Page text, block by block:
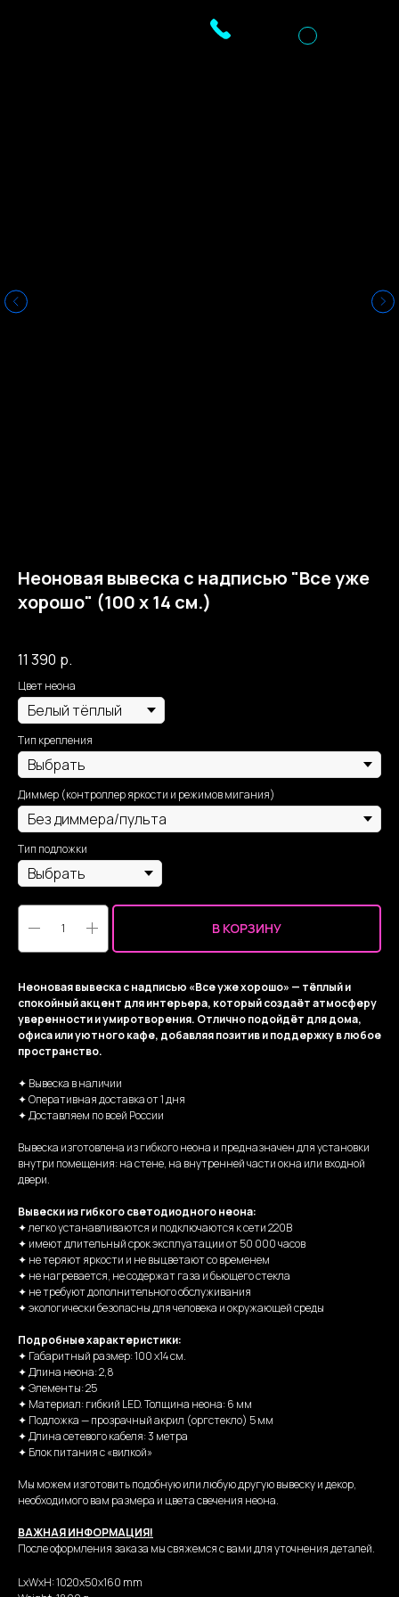
Неоновая вывеска с надписью "Все уже
хорошо" (100 х 14 см.)
11 390 р.
Цвет неона
Тип крепления
Диммер (контроллер яркости и режимов мигания)
Тип подложки
В КОРЗИНУ
Неоновая вывеска с надписью «Все уже хорошо» — тёплый и
спокойный акцент для интерьера, который создаёт атмосферу
уверенности и умиротворения. Отлично подойдёт для дома,
офиса или уютного кафе, добавляя позитив и поддержку в любое
пространство.
✦ Вывеска в наличии
✦ Оперативная доставка от 1 дня
✦ Доставляем по всей России
Вывеска изготовлена из гибкого неона и предназначен для установки
внутри помещения: на стене, на внутренней части окна или входной
двери.
Вывески из гибкого светодиодного неона:
✦ легко устанавливаются и подключаются к сети 220В
✦ имеют длительный срок эксплуатации от 50 000 часов
✦ не теряют яркости и не выцветают со временем
✦ не нагревается, не содержат газа и бьющего стекла
✦ не требуют дополнительного обслуживания
✦ экологически безопасны для человека и окружающей среды
Подробные характеристики:
✦ Габаритный размер: 100 х14 см.
✦ Длина неона: 2,8
✦ Элементы: 25
✦ Материал: гибкий LED. Толщина неона: 6 мм
✦ Подложка — прозрачный акрил (оргстекло) 5 мм
✦ Длина сетевого кабеля: 3 метра
✦ Блок питания с «вилкой»
Мы можем изготовить подобную или любую другую вывеску и декор,
необходимого вам размера и цвета свечения неона.
ВАЖНАЯ ИНФОРМАЦИЯ!
После оформления заказа мы свяжемся с вами для уточнения деталей.
LxWxH: 1020x50x160 mm